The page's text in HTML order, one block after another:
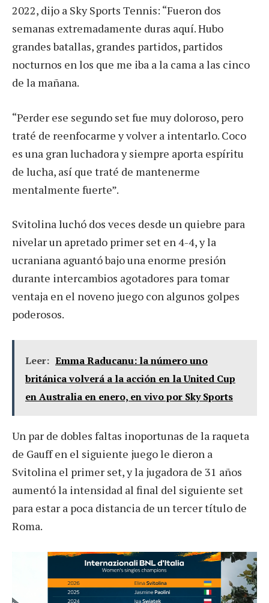
2022, dijo a Sky Sports Tennis: “Fueron dos
semanas extremadamente duras aquí. Hubo
grandes batallas, grandes partidos, partidos
nocturnos en los que me iba a la cama a las cinco
de la mañana.
“Perder ese segundo set fue muy doloroso, pero
traté de reenfocarme y volver a intentarlo. Coco
es una gran luchadora y siempre aporta espíritu
de lucha, así que traté de mantenerme
mentalmente fuerte”.
Svitolina luchó dos veces desde un quiebre para
nivelar un apretado primer set en 4-4, y la
ucraniana aguantó bajo una enorme presión
durante intercambios agotadores para tomar
ventaja en el noveno juego con algunos golpes
poderosos.
Leer: Emma Raducanu: la número uno
británica volverá a la acción en la United Cup
en Australia en enero, en vivo por Sky Sports
Un par de dobles faltas inoportunas de la raqueta
de Gauff en el siguiente juego le dieron a
Svitolina el primer set, y la jugadora de 31 años
aumentó la intensidad al final del siguiente set
para estar a poca distancia de un tercer título de
Roma.